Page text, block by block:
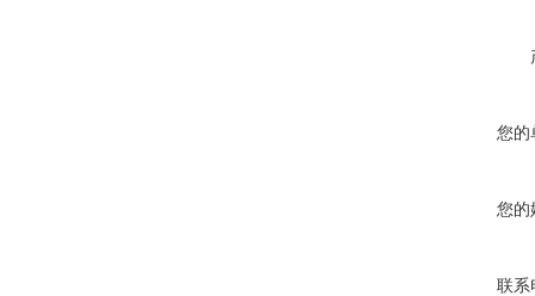
您的
您的
联系